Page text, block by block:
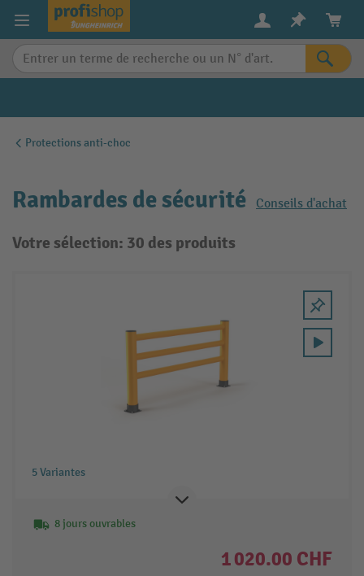
content
Protections anti-choc
Rambardes de sécurité Conseils d'achat
Votre sélection: 30 des produits
5 Variantes
8 jours ouvrables
1 020.00 CHF